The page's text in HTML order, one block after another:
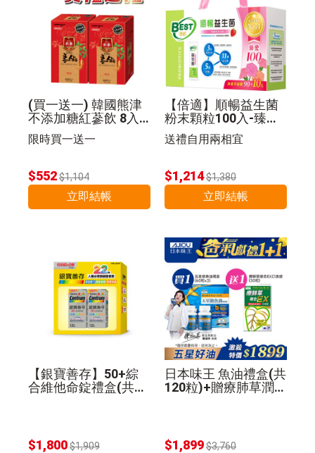
(買一送一) 韓國熊津
不添加糖紅蔘飲 8入
组
限時買一送一
$552$1,104
立即結帳
【倍適】順暢益生菌
粉末顆粒100入-臻愛
限定版禮盒
送禮自用兩相宜
$1,214$1,380
立即結帳
【銀寶善存】50+綜
合維他命錠禮盒(共26
$1,800$1,909
日本味王 魚油禮盒(共
120粒)+贈療肺草潤喉
$1,899$3,760